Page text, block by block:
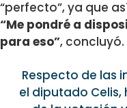
“perfecto”, ya que
“Me pondré a
para eso”, concluyó.
Respecto de las
el diputado